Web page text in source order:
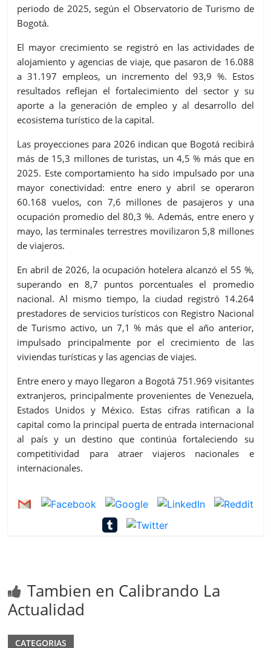
periodo de 2025, según el Observatorio de Turismo de
Bogotá.
El mayor crecimiento se registró en las actividades de
alojamiento y agencias de viaje, que pasaron de 16.088
a 31.197 empleos, un incremento del 93,9 %. Estos
resultados reflejan el fortalecimiento del sector y su
aporte a la generación de empleo y al desarrollo del
ecosistema turístico de la capital.
Las proyecciones para 2026 indican que Bogotá recibirá
más de 15,3 millones de turistas, un 4,5 % más que en
2025. Este comportamiento ha sido impulsado por una
mayor conectividad: entre enero y abril se operaron
60.168 vuelos, con 7,6 millones de pasajeros y una
ocupación promedio del 80,3 %. Además, entre enero y
mayo, las terminales terrestres movilizaron 5,8 millones
de viajeros.
En abril de 2026, la ocupación hotelera alcanzó el 55 %,
superando en 8,7 puntos porcentuales el promedio
nacional. Al mismo tiempo, la ciudad registró 14.264
prestadores de servicios turísticos con Registro Nacional
de Turismo activo, un 7,1 % más que el año anterior,
impulsado principalmente por el crecimiento de las
viviendas turísticas y las agencias de viajes.
Entre enero y mayo llegaron a Bogotá 751.969 visitantes
extranjeros, principalmente provenientes de Venezuela,
Estados Unidos y México. Estas cifras ratifican a la
capital como la principal puerta de entrada internacional
al país y un destino que continúa fortaleciendo su
competitividad para atraer viajeros nacionales e
internacionales.
Tambien en Calibrando La
Actualidad
CATEGORIAS